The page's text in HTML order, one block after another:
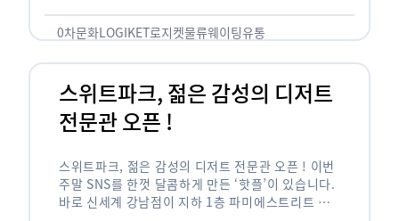
0차문화LOGIKET로지켓물류웨이팅유통
스위트파크, 젊은 감성의 디저트
전문관 오픈 !
스위트파크, 젊은 감성의 디저트 전문관 오픈 ! 이번
주말 SNS를 한껏 달콤하게 만든 ‘핫플’이 있습니다.
바로 신세계 강남점이 지하 1층 파미에스트리트 분